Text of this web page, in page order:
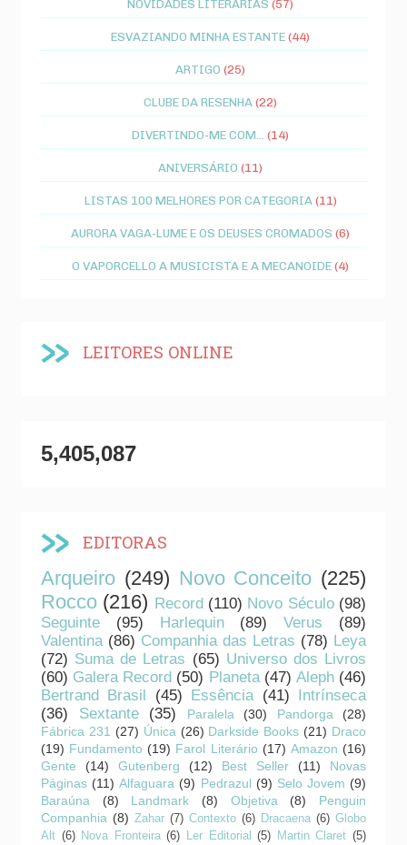
NOVIDADES LITERÁRIAS (57)
ESVAZIANDO MINHA ESTANTE(44)
ARTIGO (25)
CLUBE DA RESENHA(22)
DIVERTINDO-ME COM... (14)
ANIVERSÁRIO (11)
LISTAS 100 MELHORES POR CATEGORIA (11)
AURORA VAGA-LUME E OS DEUSES CROMADOS (6)
O VAPORCELLO A MUSICISTA E A MECANOIDE(4)
LEITORES ONLINE
5,405,087
EDITORAS
Arqueiro (249) Novo Conceito (225)
Rocco (216) Record (110) Novo Século (98)
Seguinte
(95) Harlequin (89) Verus
(89)
Valentina (86) Companhia das Letras (78) Leya
(72) Suma de Letras (65) Universo dos Livros
(60) Galera Record (50) Planeta (47) Aleph (46)
Bertrand Brasil
(45) Essência (41) Intrínseca
(36)
Sextante (35) Paralela (30) Pandorga
(28)
Fábrica 231 (27) Única (26) Darkside Books (21) Draco
(19) Fundamento (19) Farol Literário (17) Amazon (16)
Gente
(14) Gutenberg (12) Best Seller (11)
Novas
Páginas (11) Alfaguara (9) Pedrazul (9) Selo Jovem (9)
Baraúna
(8) Landmark (8) Objetiva (8)
Penguin
Companhia (8) Zahar (7) Contexto (6) Dracaena (6) Globo
Alt (6) Nova Fronteira (6) Ler Editorial (5) Martin Claret (5)